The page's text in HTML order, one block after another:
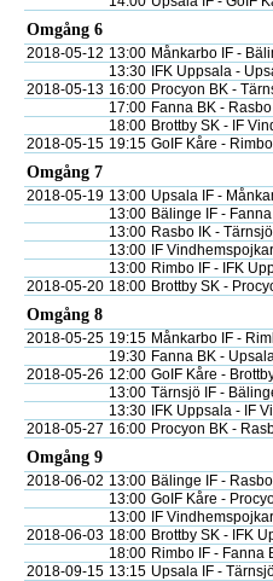
Omgång 6
2018-05-12 13:00 Månkarbo IF -
13:30
IFK Uppsala -
2018-05-13 16:00 Procyon BK -
17:00 Fanna BK -
18:00 Brottby SK - IF
2018-05-15 19:15 GoIF Kåre -
Omgång 7
2018-05-19 13:00 Upsala IF -
13:00 Bälinge IF -
13:00 Rasbo IK -
13:00
IF
13:00 Rimbo IF - IFK
2018-05-20 18:00 Brottby SK -
Omgång 8
2018-05-25 19:15 Månkarbo IF -
19:30 Fanna BK -
2018-05-26 12:00 GoIF Kåre -
13:00 Tärnsjö IF -
13:30
IFK Uppsala - IF
2018-05-27 16:00 Procyon BK -
Omgång 9
2018-06-02 13:00 Bälinge IF -
13:00 GoIF Kåre -
13:00
IF
2018-06-03 18:00 Brottby SK - IFK
18:00 Rimbo IF - Fanna
2018-09-15 13:15 Upsala IF -